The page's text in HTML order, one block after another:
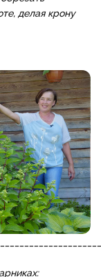
делая крону